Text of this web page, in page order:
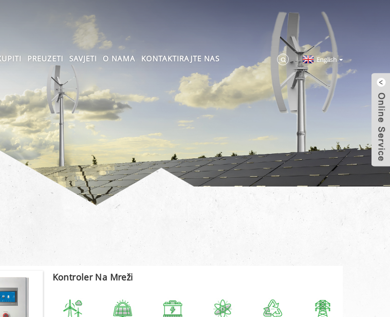
PREUZETI SAVJETI O NAMA KONTAKTIRAJTE NAS English
Kontroler Na Mreži